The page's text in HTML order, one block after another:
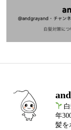
年
髪を